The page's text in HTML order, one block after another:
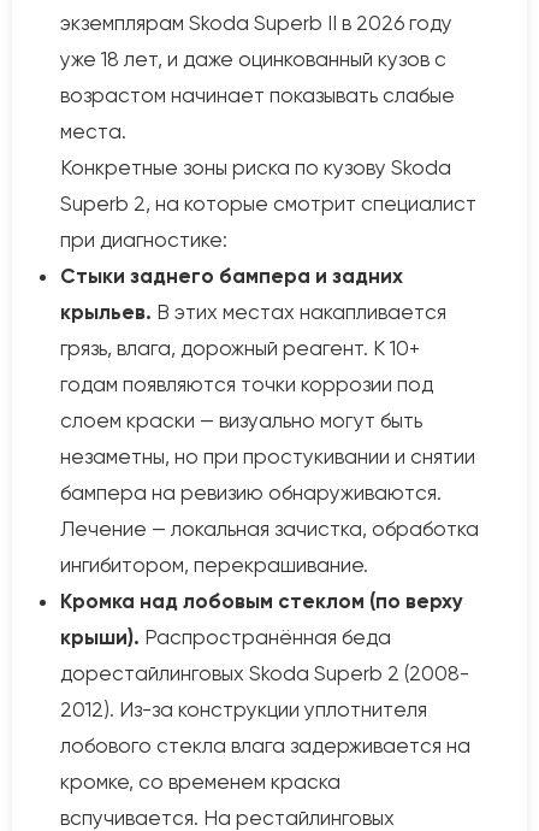
экземплярам Skoda Superb II в 2026 году
уже 18 лет, и даже оцинкованный кузов с
возрастом начинает показывать слабые
места.
Конкретные зоны риска по кузову Skoda
Superb 2, на которые смотрит специалист
при диагностике:
Стыки заднего бампера и задних
крыльев. В этих местах накапливается
грязь, влага, дорожный реагент. К 10+
годам появляются точки коррозии под
слоем краски — визуально могут быть
незаметны, но при простукивании и снятии
бампера на ревизию обнаруживаются.
Лечение — локальная зачистка, обработка
ингибитором, перекрашивание.
Кромка над лобовым стеклом (по верху
крыши). Распространённая беда
дорестайлинговых Skoda Superb 2 (2008-
2012). Из-за конструкции уплотнителя
лобового стекла влага задерживается на
кромке, со временем краска
вспучивается. На рестайлинговых